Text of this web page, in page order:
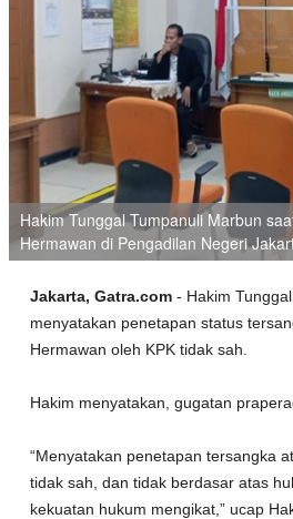
Hakim Tunggal Tumpanuli Marbun
Hermawan di Pengadilan Negeri
Jakarta, Gatra.com - Hakim
menyatakan penetapan status
Hermawan oleh KPK tidak sah.
Hakim menyatakan, gugatan
“Menyatakan penetapan tersangka
tidak sah, dan tidak berdasar atas
kekuatan hukum mengikat,” ucap